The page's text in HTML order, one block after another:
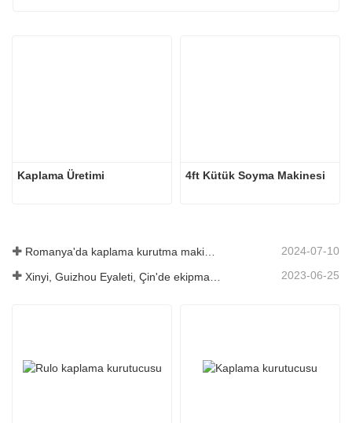
Kaplama Üretimi 4ft Kütük Soyma Makinesi
Romanya'da kaplama kurutma makinesinin kurulumu tamamlandı. 2024-07-10
2023-06-25